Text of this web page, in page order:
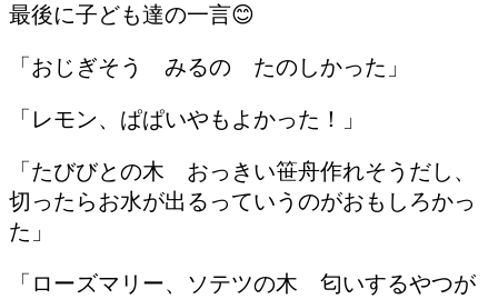
最後に子ども達の一言😊
「おじぎそう みるの たのしかった」
「レモン、ぱぱいやもよかった！」
「たびびとの木 おっきい笹舟作れそうだし、
切ったらお水が出るっていうのがおもしろかっ
た」
「ローズマリー、ソテツの木 匂いするやつが